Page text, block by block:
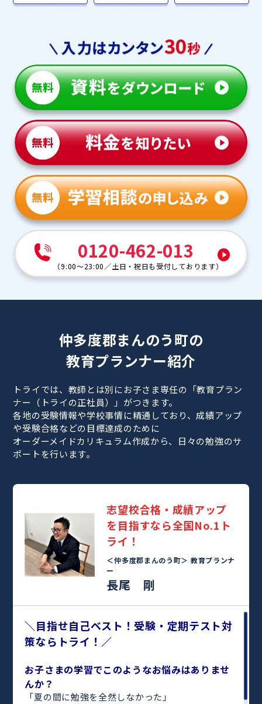
0120-462-013
（9:00～23:00 ／土日・祝日も受付しております）
仲多度郡まんのう町の
教育プランナー紹介
トライでは、教師とは別にお子さま専任の「教育プラン
ナー（トライの正社員）」がつきます。
各地の受験情報や学校事情に精通しており、成績アップ
や受験合格などの目標達成のために
オーダーメイドカリキュラム作成から、日々の勉強のサ
ポートを行います。
志望校合格・成績アップ
を目指すなら全国No.1ト
ライ！
＜仲多度郡まんのう町＞ 教育プランナ
ー
長尾 剛
＼目指せ自己ベスト！受験・定期テスト対
策ならトライ！／
お子さまの学習でこのようなお悩みはありませ
んか？
「夏の間に勉強を全然しなかった」